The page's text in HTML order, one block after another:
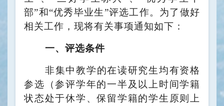
部”和“优秀毕业生”评选工作。 为了做好
相关工作，现将有关事项通知如下：
一、评选条件
非集中教学的在读研究生均有资格
参选（参评学年的一半及以上时间学籍
状态处于休学、保留学籍的学生原则上